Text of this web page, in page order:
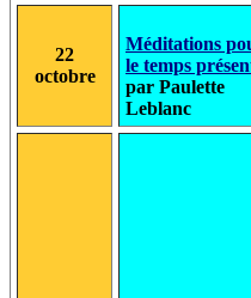
22
octobre
Méditations
le temps
par Paulette
Leblanc